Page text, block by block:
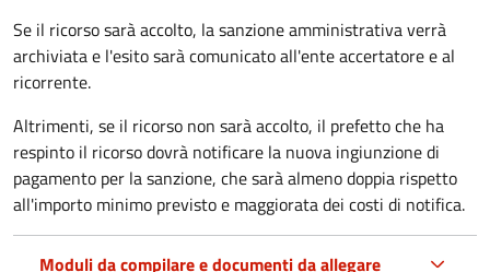
Se il ricorso sarà accolto, la sanzione amministrativa verrà
archiviata e l'esito sarà comunicato all'ente accertatore e al
ricorrente.
Altrimenti, se il ricorso non sarà accolto, il prefetto che ha
respinto il ricorso dovrà notificare la nuova ingiunzione di
pagamento per la sanzione, che sarà almeno doppia rispetto
all'importo minimo previsto e maggiorata dei costi di notifica.
Moduli da compilare e documenti da allegare